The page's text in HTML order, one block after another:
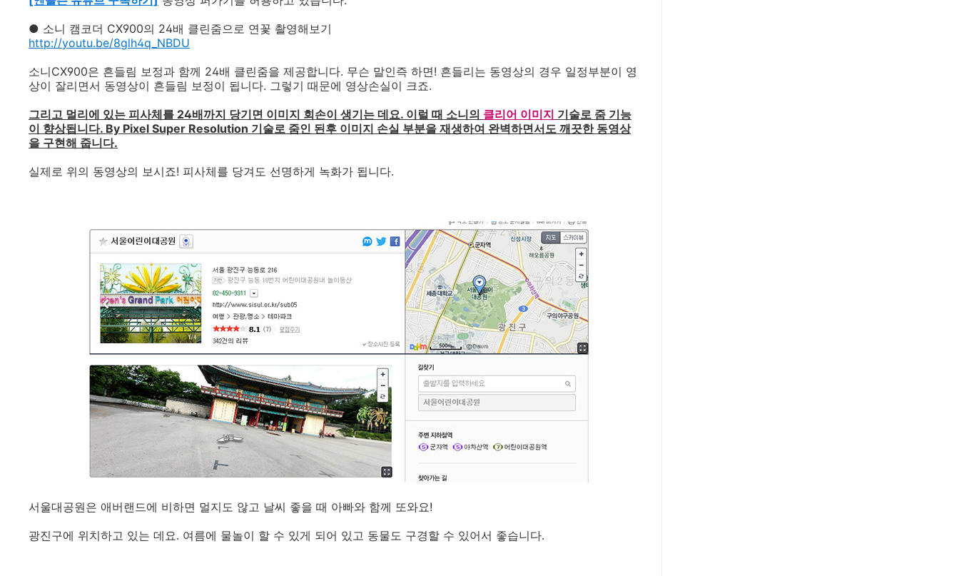
● 소니 캠코더 CX900의 24배 클린줌으로 연꽃 촬영해보기
http://youtu.be/8glh4q_NBDU
소니CX900은 흔들림 보정과 함께 24배 클린줌을 제공합니다. 무슨 말인즉 하면! 흔들리는 동영상의 경우 일정부분이 영
상이 잘리면서 동영상이 흔들림 보정이 됩니다. 그렇기 때문에 영상손실이 크죠.
그리고 멀리에 있는 피사체를 24배까지 당기면 이미지 회손이 생기는 데요. 이럴 때 소니의 클리어 이미지 기술로 줌 기능
이 향상됩니다. By Pixel Super Resolution 기술로 줌인 된후 이미지 손실 부분을 재생하여 완벽하면서도 깨끗한 동영상
을 구현해 줍니다.
실제로 위의 동영상의 보시죠! 피사체를 당겨도 선명하게 녹화가 됩니다.
서울대공원은 애버랜드에 비하면 멀지도 않고 날씨 좋을 때 아빠와 함께 또와요!
광진구에 위치하고 있는 데요. 여름에 물놀이 할 수 있게 되어 있고 동물도 구경할 수 있어서 좋습니다.